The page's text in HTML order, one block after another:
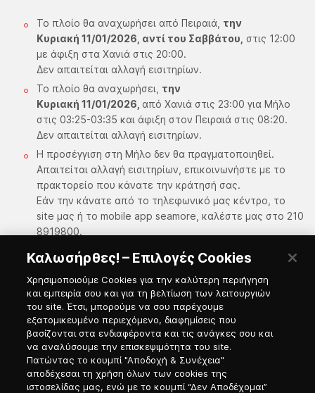
Το πλοίο θα αναχωρήσει από Πειραιά, την
Κυριακή 11/01/2026, αντί του Σαββάτου, στις 12:00
με άφιξη στα Χανιά στις 20:00.
Δεν απαιτείται αλλαγή εισιτηρίων.
Το πλοίο θα αναχωρήσει, την
Κυριακή 11/01/2026, από Χανιά στις 23:00 για Μήλο
στις 03:25-03:35 και άφιξη στον Πειραιά στις 08:20.
Δεν απαιτείται αλλαγή εισιτηρίων.
Η προσέγγιση στη Μήλο δεν θα πραγματοποιηθεί.
Απαιτείται αλλαγή εισιτηρίων, επικοινωνήστε με το
πρακτορείο που κάνατε την κράτησή σας.
Εάν την κάνατε από το τηλεφωνικό μας κέντρο, το
site μας ή το mobile app seamore, καλέστε μας στο 210
8919800.
Παρασκευή 09/01/2026:
Το πλοίο θα αναχωρήσει από Χανία στις 21:00 με
άφιξη στον Πειραιά στις 06:20.
Δεν απαιτείται αλλαγή εισιτηρίων.
Η προσέγγιση στη Μήλο δεν θα πραγματοποιηθεί.
Απαιτείται αλλαγή εισιτηρίων, επικοινωνήστε με το
Καλωσήρθες! – Επιλογές Cookies
Χρησιμοποιούμε Cookies για την καλύτερη περιήγηση
και εμπειρία σου και για τη βελτίωση των λειτουργιών
του site. Έτσι, μπορούμε να σου παρέχουμε
εξατομικευμένο περιεχόμενο, διαφημίσεις που
βασίζονται στα ενδιαφέροντα και τις ανάγκες σου και
να αναλύσουμε την επισκεψιμότητα του site.
Πατώντας το κουμπί "Αποδοχή & Συνέχεια"
αποδέχεσαι τη χρήση όλων των cookies της
ιστοσελίδας μας, ενώ με το κουμπί “Δεν Αποδέχομαι”